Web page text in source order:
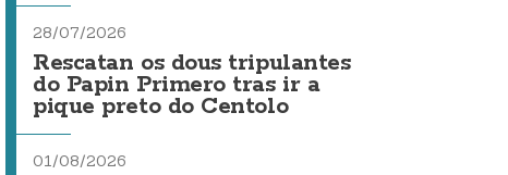
28/07/2026
Rescatan os dous tripulantes
do Papin Primero tras ir a
pique preto do Centolo
01/08/2026